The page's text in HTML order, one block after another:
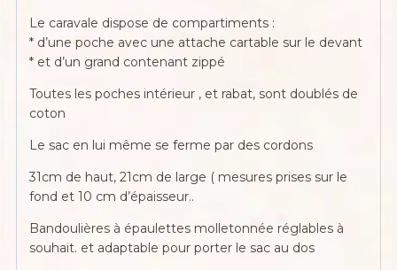
Le caravale dispose de compartiments :
* d’une poche avec une attache cartable sur le devant
* et d’un grand contenant zippé
Toutes les poches intérieur , et rabat, sont doublés de
coton
Le sac en lui même se ferme par des cordons
31cm de haut, 21cm de large ( mesures prises sur le
fond et 10 cm d’épaisseur..
Bandoulières à épaulettes molletonnée réglables à
souhait. et adaptable pour porter le sac au dos